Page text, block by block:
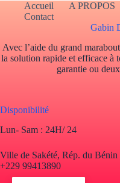
Accueil A PROPOS
Contact
Gabin
Avec l’aide du grand
la solution rapide et efficace à
garantie ou
Disponibilité
Lun- Sam : 24H/ 24
Ville de Sakété, Rép. du Bénin
+229 99413890